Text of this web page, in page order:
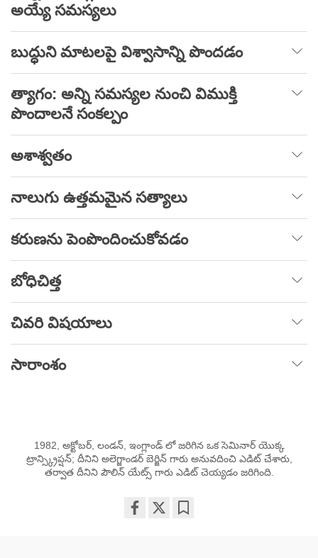
అయ్యే సమస్యలు
బుద్ధుని మాటలపై విశ్వాసాన్ని పొందడం
త్యాగం: అన్ని సమస్యల నుంచి విముక్తి
పొందాలనే సంకల్పం
అశాశ్వతం
నాలుగు ఉత్తమమైన సత్యాలు
కరుణను పెంపొందించుకోవడం
బోధిచిత్త
చివరి విషయాలు
సారాంశం
1982, అక్టోబర్, లండన్, ఇంగ్లాండ్ లో జరిగిన ఒక సెమినార్ యొక్క
ట్రాన్స్క్రిప్షన్; దీనిని అలెగ్జాండర్ బెర్జిన్ గారు అనువదించి ఎడిట్ చేశారు,
తర్వాత దీనిని పౌలిన్ యేట్స్ గారు ఎడిట్ చెయ్యడం జరిగింది.